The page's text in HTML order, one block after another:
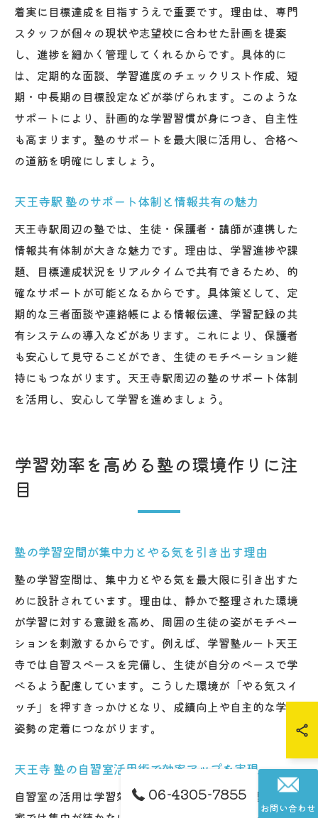
着実に目標達成を目指すうえで重要です。理由は、専門
スタッフが個々の現状や志望校に合わせた計画を提案
し、進捗を細かく管理してくれるからです。具体的に
は、定期的な面談、学習進度のチェックリスト作成、短
期・中長期の目標設定などが挙げられます。このような
サポートにより、計画的な学習習慣が身につき、自主性
も高まります。塾のサポートを最大限に活用し、合格へ
の道筋を明確にしましょう。
天王寺駅 塾のサポート体制と情報共有の魅力
天王寺駅周辺の塾では、生徒・保護者・講師が連携した
情報共有体制が大きな魅力です。理由は、学習進捗や課
題、目標達成状況をリアルタイムで共有できるため、的
確なサポートが可能となるからです。具体策として、定
期的な三者面談や連絡帳による情報伝達、学習記録の共
有システムの導入などがあります。これにより、保護者
も安心して見守ることができ、生徒のモチベーション維
持にもつながります。天王寺駅周辺の塾のサポート体制
を活用し、安心して学習を進めましょう。
学習効率を高める塾の環境作りに注
目
塾の学習空間が集中力とやる気を引き出す理由
塾の学習空間は、集中力とやる気を最大限に引き出すた
めに設計されています。理由は、静かで整理された環境
が学習に対する意識を高め、周囲の生徒の姿がモチベー
ションを刺激するからです。例えば、学習塾ルート天王
寺では自習スペースを完備し、生徒が自分のペースで学
べるよう配慮しています。こうした環境が「やる気スイ
ッチ」を押すきっかけとなり、成績向上や自主的な学習
姿勢の定着につながります。
天王寺 塾の自習室活用術で効率アップを実現
自習室の活用は学習効率アップに直結します。理由は、
06-4305-7855
お問い合わせ